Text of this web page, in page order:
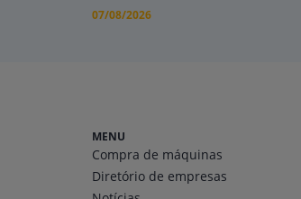
07/08/2026
MENU
Compra de máquinas
Diretório de empresas